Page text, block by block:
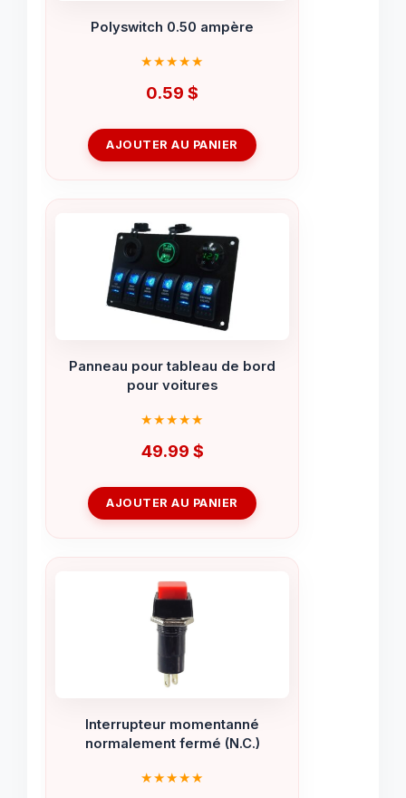
Polyswitch 0.50 ampère
0.59 $
AJOUTER AU PANIER
Panneau pour tableau de bord
pour voitures
49.99 $
AJOUTER AU PANIER
Interrupteur momentanné
normalement fermé (N.C.)